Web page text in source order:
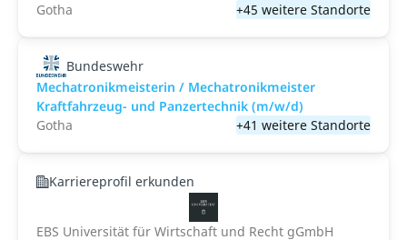
Gotha
+45 weitere Standorte
Bundeswehr
Mechatronikmeisterin / Mechatronikmeister
Kraftfahrzeug- und Panzertechnik (m/w/d)
Gotha
+41 weitere Standorte
Karriereprofil erkunden
EBS Universität für Wirtschaft und Recht gGmbH